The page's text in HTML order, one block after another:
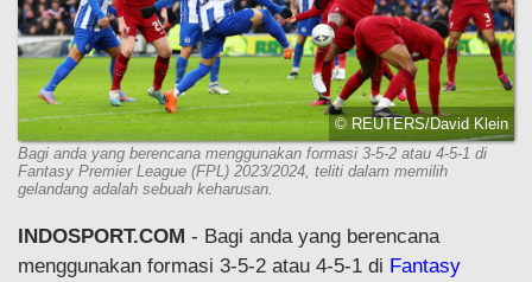
© REUTERS/David Klein
Bagi anda yang berencana menggunakan formasi 3-5-2 atau 4-5-1 di
Fantasy Premier League (FPL) 2023/2024, teliti dalam memilih
gelandang adalah sebuah keharusan.
INDOSPORT.COM - Bagi anda yang berencana
menggunakan formasi 3-5-2 atau 4-5-1 di Fantasy